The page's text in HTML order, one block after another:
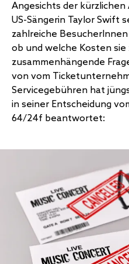
Angesichts der
US-Sängerin Taylor Swift
zahlreiche
ob und welche Kosten
zusammenhängende
von vom
Servicegebühren hat
in seiner Entscheidung
64/24f beantwortet: